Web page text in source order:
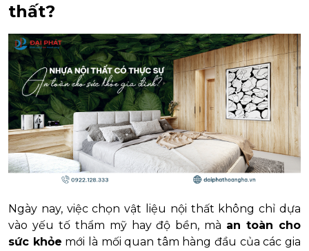
thất?
Ngày nay, việc chọn vật liệu nội thất không chỉ dựa
vào yếu tố thẩm mỹ hay độ bền, mà an toàn cho
sức khỏe mới là mối quan tâm hàng đầu của các gia